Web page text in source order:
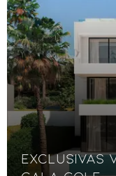
Exclusivas